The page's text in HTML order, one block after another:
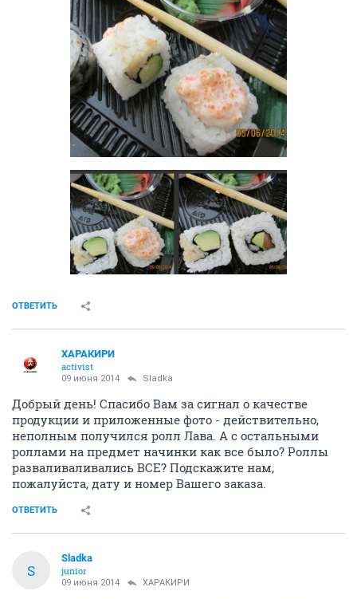
ОТВЕТИТЬ
ХАРАКИРИ
activist
09 июня 2014 Sladka
Добрый день! Спасибо Вам за сигнал о качестве
продукции и приложенные фото - действительно,
неполным получился ролл Лава. А с остальными
роллами на предмет начинки как все было? Роллы
разваливаливались ВСЕ? Подскажите нам,
пожалуйста, дату и номер Вашего заказа.
ОТВЕТИТЬ
S
Sladka
junior
09 июня 2014 ХАРАКИРИ